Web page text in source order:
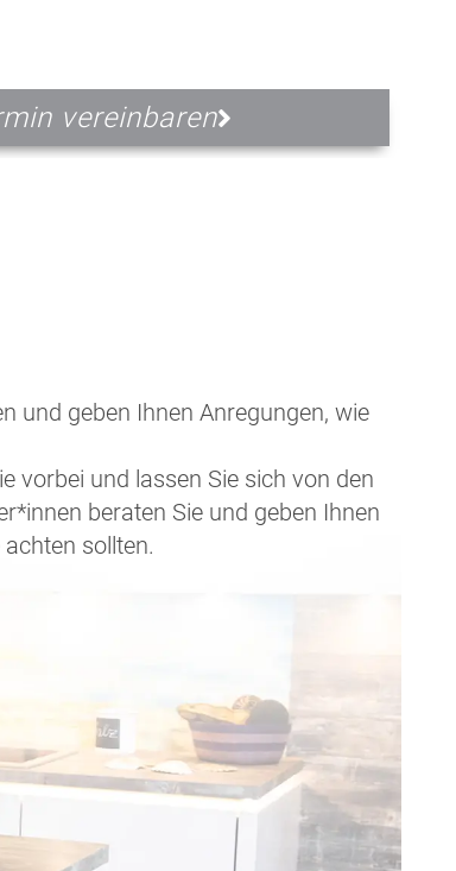
vereinbaren
und geben Ihnen Anregungen, wie
vorbei und lassen Sie sich von den
beraten Sie und geben Ihnen
sollten.